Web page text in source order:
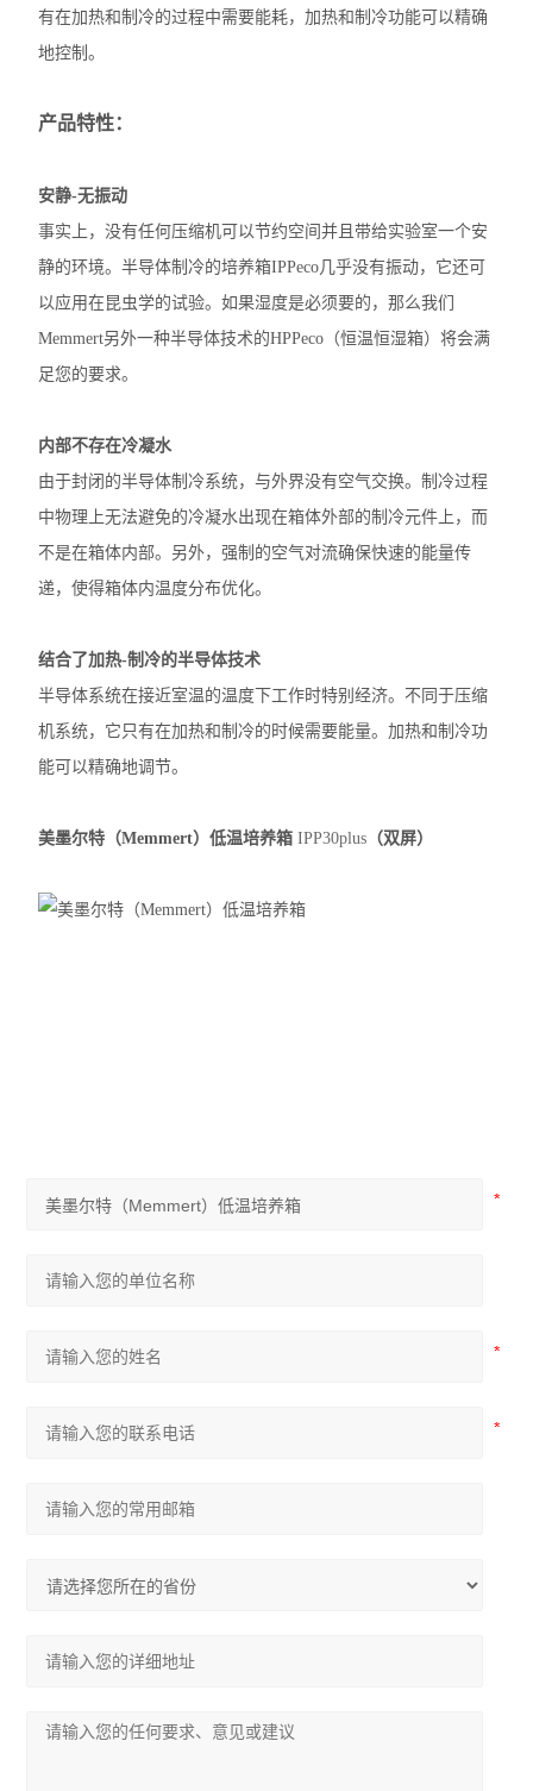
有在加热和制冷的过程中需要能耗，加热和制冷功能可以精确
地控制。
产品特性：
安静-无振动
事实上，没有任何压缩机可以节约空间并且带给实验室一个安
静的环境。半导体制冷的培养箱IPPeco几乎没有振动，它还可
以应用在昆虫学的试验。如果湿度是必须要的，那么我们
Memmert另外一种半导体技术的HPPeco（恒温恒湿箱）将会满
足您的要求。
内部不存在冷凝水
由于封闭的半导体制冷系统，与外界没有空气交换。制冷过程
中物理上无法避免的冷凝水出现在箱体外部的制冷元件上，而
不是在箱体内部。另外，强制的空气对流确保快速的能量传
递，使得箱体内温度分布优化。
结合了加热-制冷的半导体技术
半导体系统在接近室温的温度下工作时特别经济。不同于压缩
机系统，它只有在加热和制冷的时候需要能量。加热和制冷功
能可以精确地调节。
美墨尔特（Memmert）低温培养箱 IPP30plus （双屏）